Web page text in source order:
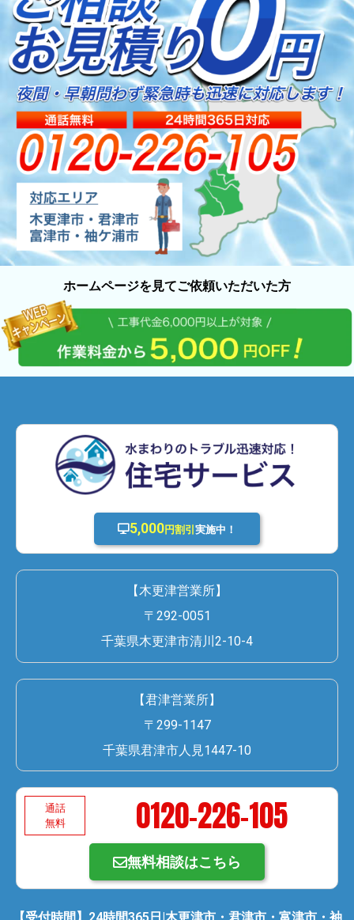
ホームページを見てご依頼いただいた方
5,000円割引 実施中！
【木更津営業所】
〒292-0051
千葉県木更津市清川2-10-4
【君津営業所】
〒299-1147
千葉県君津市人見1447-10
通話
無料
0120-226-105
無料相談はこちら